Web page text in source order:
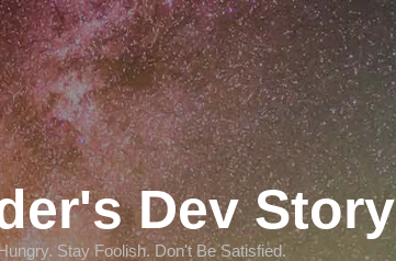
Dev Story
Stay Foolish. Don't Be Satisfied.